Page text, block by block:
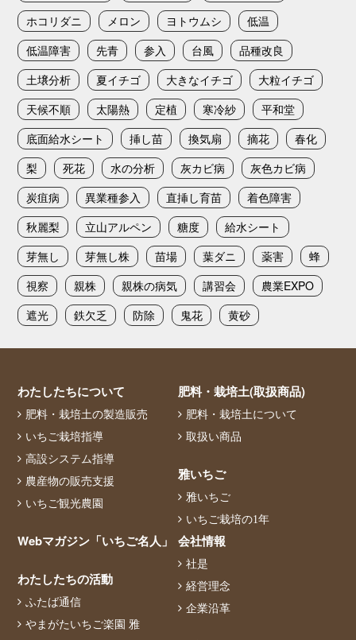
ホコリダニ
メロン ヨトウムシ
低温
低温障害
先青 参入 台風
品種改良
土壌分析
夏イチゴ 大きなイチゴ
大粒イチゴ
天候不順
太陽熱 定植 寒冷紗
平和堂
底面給水シート
挿し苗 換気扇 摘花
春化
梨
死花 水の分析 灰カビ病
灰色カビ病
炭疽病
異業種参入 直挿し育苗
着色障害
秋麗梨
立山アルペン 糖度
給水シート
芽無し
芽無し株 苗場 葉ダニ 薬害
蜂
視察
親株 親株の病気 講習会
農業EXPO
遮光
鉄欠乏 防除 鬼花 黄砂
わたしたちについて
肥料・栽培土の製造販売
いちご栽培指導
高設システム指導
農産物の販売支援
いちご観光農園
肥料・栽培土(取扱商品)
肥料・栽培土について
取扱い商品
雅いちご
雅いちご
いちご栽培の1年
Webマガジン「いちご名人」
わたしたちの活動
ふたば通信
やまがたいちご楽園 雅
会社情報
社是
経営理念
企業沿革